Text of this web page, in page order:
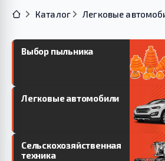
Каталог Легковые
Выбор пыльника
Легковые автомобили
Сельскохозяйственная
техника